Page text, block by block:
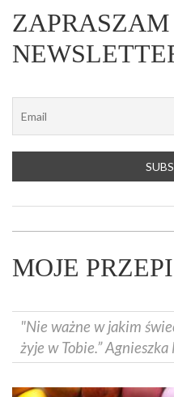
ZAPRASZAM
MOJE
"Nie ważne w jakim
żyje w Tobie.”